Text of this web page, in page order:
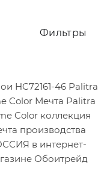
Фильтры